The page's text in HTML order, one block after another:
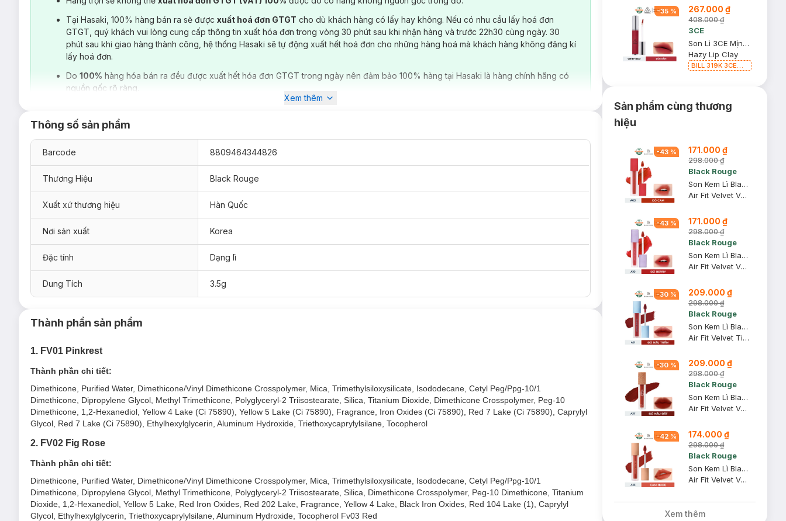
Tại Hasaki, 100% hàng bán ra sẽ được xuất hoá đơn GTGT cho dù khách hàng có lấy hay không. Nếu có nhu cầu lấy hoá đơn
GTGT, quý khách vui lòng cung cấp thông tin xuất hóa đơn trong vòng 30 phút sau khi nhận hàng và trước 22h30 cùng ngày. 30
phút sau khi giao hàng thành công, hệ thống Hasaki sẽ tự động xuất hết hoá đơn cho những hàng hoá mà khách hàng không đăng kí
lấy hoá đơn.
Do 100% hàng hóa bán ra đều được xuất hết hóa đơn GTGT trong ngày nên đảm bảo 100% hàng tại Hasaki là hàng chính hãng có
nguồn gốc rõ ràng.
Xem thêm
Thông số sản phẩm
Barcode 8809464344826
Thương Hiệu Black Rouge
Xuất xứ thương hiệu Hàn Quốc
Nơi sản xuất Korea
Đặc tính Dạng lì
Dung Tích 3.5g
Thành phần sản phẩm
1. FV01 Pinkrest
Thành phần chi tiết:
Dimethicone, Purified Water, Dimethicone/Vinyl Dimethicone Crosspolymer, Mica, Trimethylsiloxysilicate, Isododecane, Cetyl Peg/Ppg-10/1
Dimethicone, Dipropylene Glycol, Methyl Trimethicone, Polyglyceryl-2 Triisostearate, Silica, Titanium Dioxide, Dimethicone Crosspolymer, Peg-10
Dimethicone, 1,2-Hexanediol, Yellow 4 Lake (Ci 75890), Yellow 5 Lake (Ci 75890), Fragrance, Iron Oxides (Ci 75890), Red 7 Lake (Ci 75890), Caprylyl
Glycol, Red 7 Lake (Ci 75890), Ethylhexylglycerin, Aluminum Hydroxide, Triethoxycaprylylsilane, Tocopherol
2. FV02 Fig Rose
Thành phần chi tiết:
Dimethicone, Purified Water, Dimethicone/Vinyl Dimethicone Crosspolymer, Mica, Trimethylsiloxysilicate, Isododecane, Cetyl Peg/Ppg-10/1
Dimethicone, Dipropylene Glycol, Methyl Trimethicone, Polyglyceryl-2 Triisostearate, Silica, Dimethicone Crosspolymer, Peg-10 Dimethicone, Titanium
Dioxide, 1,2-Hexanediol, Yellow 5 Lake, Red Iron Oxides, Red 202 Lake, Fragrance, Yellow 4 Lake, Black Iron Oxides, Red 104 Lake (1), Caprylyl
Glycol, Ethylhexylglycerin, Triethoxycaprylylsilane, Aluminum Hydroxide, Tocopherol Fv03 Red
-35 % 267.000 ₫
408.000 ₫
3CE
Son Lì 3CE Mịn Môi Whip Red - Đỏ Mận 4g
Hazy Lip Clay
BILL 319K 3CE
1.5g (SL có hạn)
Sản phẩm cùng thương
hiệu
-43 % 171.000 ₫
298.000 ₫
Black Rouge
Son Kem Lì Black Rouge A03 Soft Red - Đỏ Cam 4.5g
Air Fit Velvet Ver 1 The Red #A03 Soft Red
-43 % 171.000 ₫
298.000 ₫
Black Rouge
Son Kem Lì Black Rouge A10 Red Berry - Đỏ Berry 4.5g
Air Fit Velvet Ver 2 Mood Filter #A10 Red Berry
-30 % 209.000 ₫
298.000 ₫
Black Rouge
Son Kem Lì Black Rouge A31 Dry Daisy - Đỏ Nâu Trầm 4.5g
Air Fit Velvet Tint Ver 6 Blueming Garden #A31 Dry Daisy
-30 % 209.000 ₫
298.000 ₫
Black Rouge
Son Kem Lì Black Rouge A37 Chili King - Đỏ Nâu Đất 4.5g
Air Fit Velvet Ver 7 Velvet Crown
-42 % 174.000 ₫
298.000 ₫
Black Rouge
Son Kem Lì Black Rouge A23 Vintage Sunset Cam Da Pha Nâu 4.5g
Air Fit Velvet Ver 5 Bam #A23 Vintage Sunset
Xem thêm